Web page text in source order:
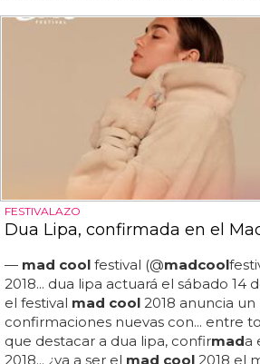
FESTIVALAZO
Dua Lipa, confirmada en el
— mad cool festival (@madcool
2018... dua lipa actuará el sábado 14
el festival mad cool 2018 anuncia
confirmaciones nuevas con... entre
que destacar a dua lipa, confirmada
2018... ¿va a ser el mad cool 2018 el